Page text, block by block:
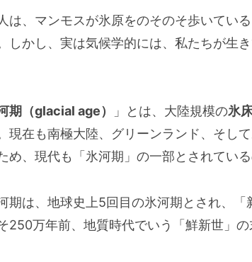
、マンモスが氷原をのそのそ歩いてい
しかし、実は気候学的には、私たちが生き
期（glacial age） 」とは、大陸規模の氷
現在も南極大陸、グリーンランド、そし
め、現代も「氷河期」の一部とされている
は、地球史上5回目の氷河期とされ、「
250万年前、地質時代でいう「鮮新世」の